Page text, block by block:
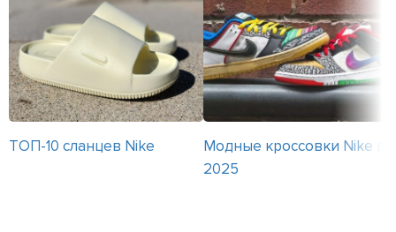
ТОП-10 сланцев Nike
Модные кроссовки Nike в
2025